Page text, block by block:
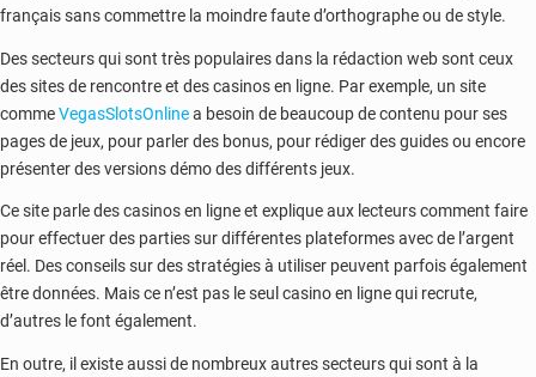
français sans commettre la moindre faute d’orthographe ou de style.
Des secteurs qui sont très populaires dans la rédaction web sont ceux
des sites de rencontre et des casinos en ligne. Par exemple, un site
commeVegasSlotsOnlinea besoin de beaucoup de contenu pour ses
pages de jeux, pour parler des bonus, pour rédiger des guides ou encore
présenter des versions démo des différents jeux.
Ce site parle des casinos en ligne et explique aux lecteurs comment faire
pour effectuer des parties sur différentes plateformes avec de l’argent
réel. Des conseils sur des stratégies à utiliser peuvent parfois également
être données. Mais ce n’est pas le seul casino en ligne qui recrute,
d’autres le font également.
En outre, il existe aussi de nombreux autres secteurs qui sont à la